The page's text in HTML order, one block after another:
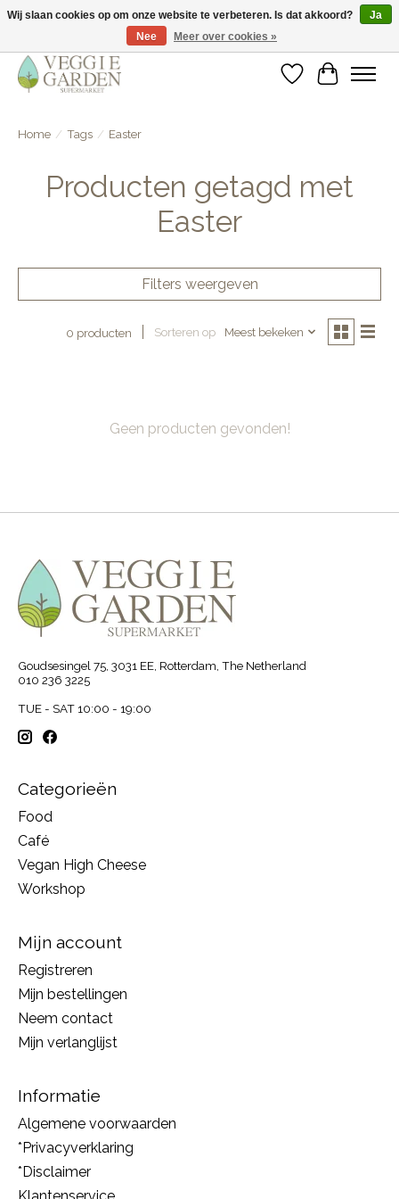
vegan & veggie products | free store pick-up
Verlanglijst
Home / Tags / Easter
Producten getagd met
Easter
Filters weergeven
0 producten Sorteren op Meest bekeken
Geen producten gevonden!
Goudsesingel 75, 3031 EE, Rotterdam, The Netherland
010 236 3225
TUE - SAT 10:00 - 19:00
Categorieën
Food
Café
Vegan High Cheese
Workshop
Mijn account
Registreren
Mijn bestellingen
Neem contact
Mijn verlanglijst
Informatie
Algemene voorwaarden
*Privacyverklaring
*Disclaimer
Klantenservice
Wij slaan cookies op om onze website te verbeteren. Is dat akkoord?
Ja
Nee
Meer over cookies »